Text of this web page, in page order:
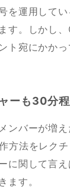
を運用して
す。しかし
ト宛にかか
ーも30分程
ンバーが増
方法をレク
に関して言
ます。